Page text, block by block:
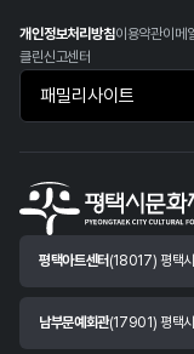
개인정보처리방침이용약관이메
클린신고센터
패밀리사이트 바로가기
평택아트센터 (18017) 평택
남부문예회관(17901) 평택